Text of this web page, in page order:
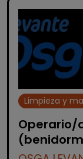
Limpieza y
Operario/